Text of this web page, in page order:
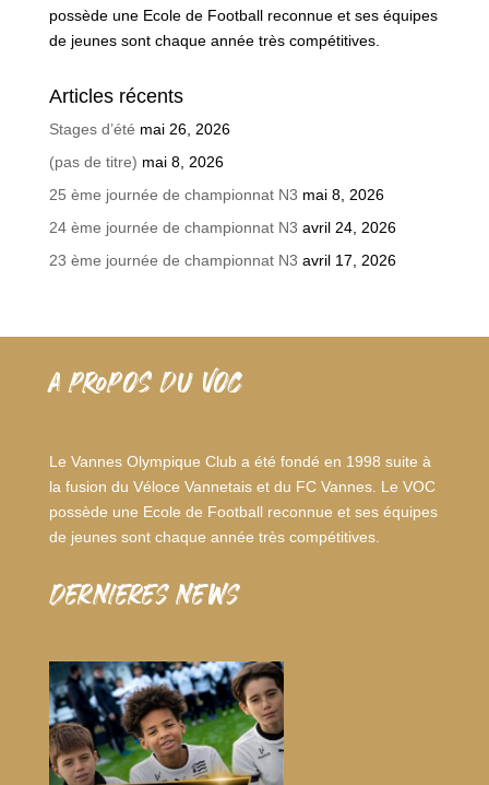
possède une Ecole de Football reconnue et ses équipes
de jeunes sont chaque année très compétitives.
Articles récents
Stages d’été mai 26, 2026
(pas de titre) mai 8, 2026
25 ème journée de championnat N3 mai 8, 2026
24 ème journée de championnat N3 avril 24, 2026
23 ème journée de championnat N3 avril 17, 2026
A PROPOS DU VOC
Le Vannes Olympique Club a été fondé en 1998 suite à
la fusion du Véloce Vannetais et du FC Vannes. Le VOC
possède une Ecole de Football reconnue et ses équipes
de jeunes sont chaque année très compétitives.
dernieres news